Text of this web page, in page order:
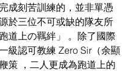
成刻苦訓練的，並非單憑
於三位不可或缺的隊友所
道上の羈絆」 。除了國際
級認可教練 Zero Sir（余顯
策 ，二人更成為跑道上的